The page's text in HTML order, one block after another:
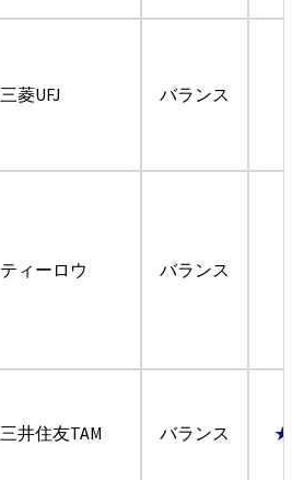
三菱UFJ バランス
ティーロウ バランス
三井住友TAM バランス